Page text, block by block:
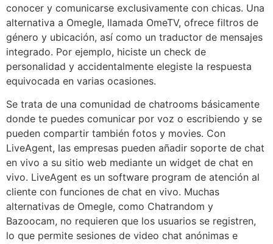
conocer y comunicarse exclusivamente con chicas. Una
alternativa a Omegle, llamada OmeTV, ofrece filtros de
género y ubicación, así como un traductor de mensajes
integrado. Por ejemplo, hiciste un check de
personalidad y accidentalmente elegiste la respuesta
equivocada en varias ocasiones.
Se trata de una comunidad de chatrooms básicamente
donde te puedes comunicar por voz o escribiendo y se
pueden compartir también fotos y movies. Con
LiveAgent, las empresas pueden añadir soporte de chat
en vivo a su sitio web mediante un widget de chat en
vivo. LiveAgent es un software program de atención al
cliente con funciones de chat en vivo. Muchas
alternativas de Omegle, como Chatrandom y
Bazoocam, no requieren que los usuarios se registren,
lo que permite sesiones de video chat anónimas e